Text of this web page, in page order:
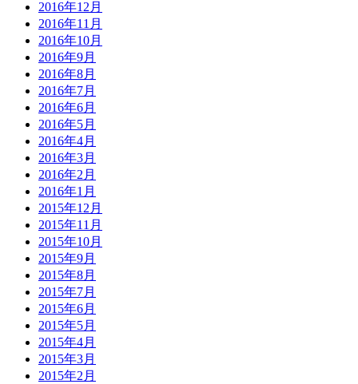
2016年12月
2016年11月
2016年10月
2016年9月
2016年8月
2016年7月
2016年6月
2016年5月
2016年4月
2016年3月
2016年2月
2016年1月
2015年12月
2015年11月
2015年10月
2015年9月
2015年8月
2015年7月
2015年6月
2015年5月
2015年4月
2015年3月
2015年2月